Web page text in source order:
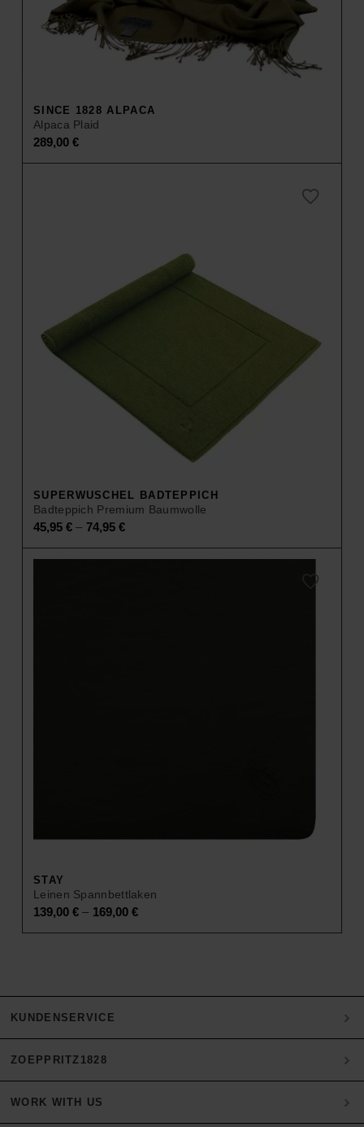
SINCE 1828 ALPACA
Alpaca Plaid
289,00 €
SUPERWUSCHEL BADTEPPICH
Badteppich Premium Baumwolle
45,95 € – 74,95 €
STAY
Leinen Spannbettlaken
139,00 € – 169,00 €
KUNDENSERVICE
Mein Konto
Zahlung
Versand & Retoure
ZOEPPRITZ1828
Heritage Quality Passion
WORK WITH US